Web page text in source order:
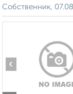
Собственник,
‹